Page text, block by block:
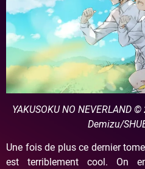
YAKUSOKU NO NEVERLAND
Demizu/
Une fois de plus ce dernier
est terriblement cool. On